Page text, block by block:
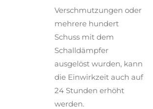
Verschmutzungen oder
mehrere hundert
Schuss mit dem
Schalldämpfer
ausgelöst wurden, kann
die Einwirkzeit auch auf
24 Stunden erhöht
werden.